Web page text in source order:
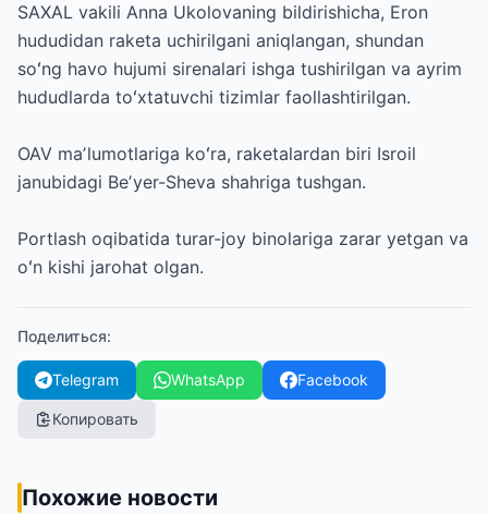
SAXAL vakili Anna Ukolovaning bildirishicha, Eron
hududidan raketa uchirilgani aniqlangan, shundan
soʻng havo hujumi sirenalari ishga tushirilgan va ayrim
hududlarda toʻxtatuvchi tizimlar faollashtirilgan.
OAV maʼlumotlariga koʻra, raketalardan biri Isroil
janubidagi Beʼyer-Sheva shahriga tushgan.
Portlash oqibatida turar-joy binolariga zarar yetgan va
oʻn kishi jarohat olgan.
Поделиться:
Telegram WhatsApp Facebook
Копировать
Похожие новости